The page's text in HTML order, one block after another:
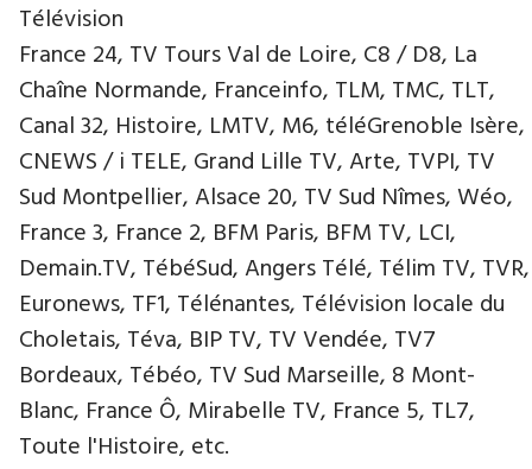
Télévision
France 24, TV Tours Val de Loire, C8 / D8, La
Chaîne Normande, Franceinfo, TLM, TMC, TLT,
Canal 32, Histoire, LMTV, M6, téléGrenoble Isère,
CNEWS / i TELE, Grand Lille TV, Arte, TVPI, TV
Sud Montpellier, Alsace 20, TV Sud Nîmes, Wéo,
France 3, France 2, BFM Paris, BFM TV, LCI,
Demain.TV, TébéSud, Angers Télé, Télim TV, TVR,
Euronews, TF1, Télénantes, Télévision locale du
Choletais, Téva, BIP TV, TV Vendée, TV7
Bordeaux, Tébéo, TV Sud Marseille, 8 Mont-
Blanc, France Ô, Mirabelle TV, France 5, TL7,
Toute l'Histoire, etc.